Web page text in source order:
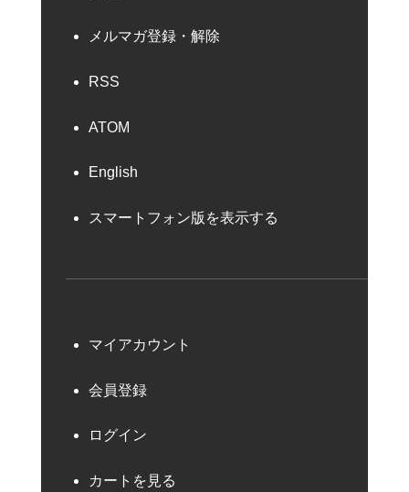
メルマガ登録・解除
RSS
ATOM
English
スマートフォン版を表示する
マイアカウント
会員登録
ログイン
カートを見る